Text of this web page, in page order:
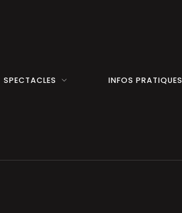
SPECTACLES INFOS PRATIQUES